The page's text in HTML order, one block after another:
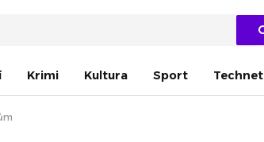
Krimi Kultura Sport Technet